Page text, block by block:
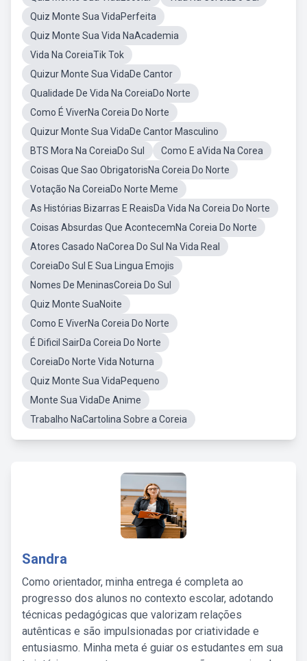
Quiz Monte Sua VidaPerfeita
Quiz Monte Sua Vida NaAcademia
Vida Na CoreiaTik Tok
Quizur Monte Sua VidaDe Cantor
Qualidade De Vida Na CoreiaDo Norte
Como É ViverNa Coreia Do Norte
Quizur Monte Sua VidaDe Cantor Masculino
BTS Mora Na CoreiaDo Sul
Como E aVida Na Corea
Coisas Que Sao ObrigatorisNa Coreia Do Norte
Votação Na CoreiaDo Norte Meme
As Histórias Bizarras E ReaisDa Vida Na Coreia Do Norte
Coisas Absurdas Que AcontecemNa Coreia Do Norte
Atores Casado NaCorea Do Sul Na Vida Real
CoreiaDo Sul E Sua Lingua Emojis
Nomes De MeninasCoreia Do Sul
Quiz Monte SuaNoite
Como E ViverNa Coreia Do Norte
É Dificil SairDa Coreia Do Norte
CoreiaDo Norte Vida Noturna
Quiz Monte Sua VidaPequeno
Monte Sua VidaDe Anime
Trabalho NaCartolina Sobre a Coreia
Sandra
Como orientador, minha entrega é completa ao
progresso dos alunos no contexto escolar, adotando
técnicas pedagógicas que valorizam relações
autênticas e são impulsionadas por criatividade e
entusiasmo. Minha meta é guiar os estudantes em sua